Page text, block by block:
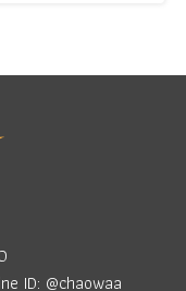
ID: @chaowaa